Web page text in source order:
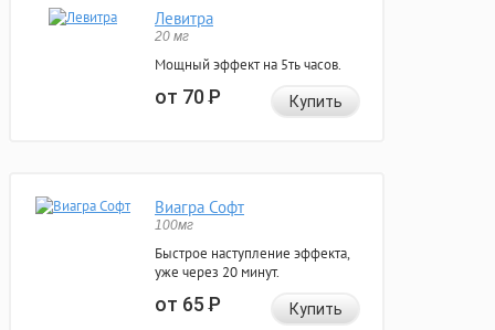
Левитра
20 мг
Мощный эффект на 5ть часов.
от 70Р Купить
Виагра Софт
100мг
Быстрое наступление эффекта,
уже через 20 минут.
от 65Р Купить